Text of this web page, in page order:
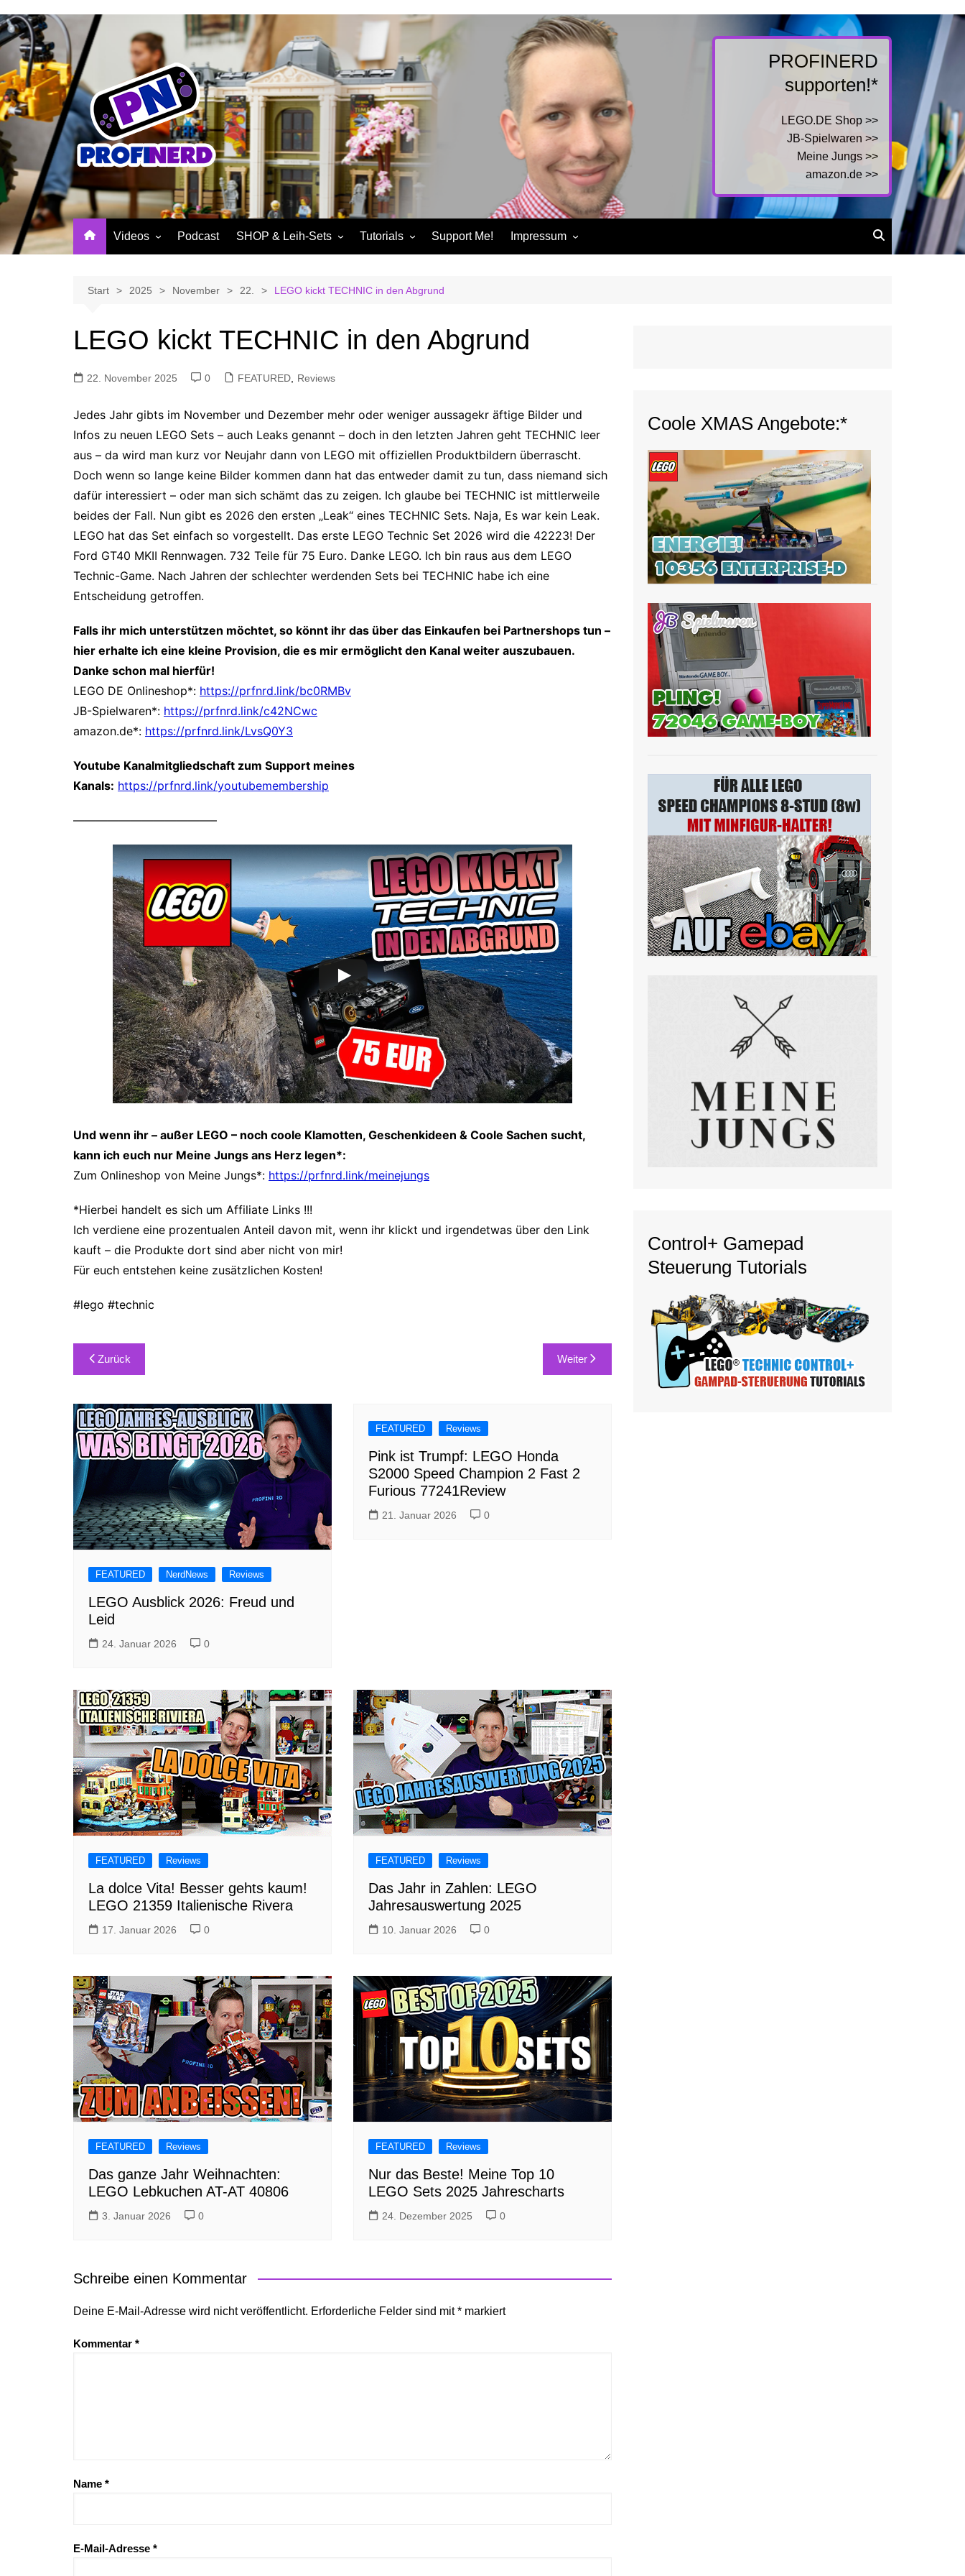
Inhalt
springen
PROFINERD
supporten!*
LEGO.DE Shop >>
JB-Spielwaren >>
Meine Jungs >>
amazon.de >>
Videos
Reviews
Tutorials
NerdStuff
Speedbuild
GAMEzeit
Muss das Sein
Retroecke
Building Bricks For
Happiness
Podcast SHOP & Leih-Sets
Sinnvolle Accessories
Warenkorb
Tutorials
Pybricks Tutorials
Support Me! Impressum
Start 2025 November 22. LEGO kickt TECHNIC in den Abgrund
LEGO kickt TECHNIC in den Abgrund
22. November 2025 0 FEATURED Reviews
Jedes Jahr gibts im November und Dezember mehr oder weniger aussagekr äftige Bilder und
Infos zu neuen LEGO Sets – auch Leaks genannt – doch in den letzten Jahren geht TECHNIC leer
aus – da wird man kurz vor Neujahr dann von LEGO mit offiziellen Produktbildern überrascht.
Doch wenn so lange keine Bilder kommen dann hat das entweder damit zu tun, dass niemand sich
dafür interessiert – oder man sich schämt das zu zeigen. Ich glaube bei TECHNIC ist mittlerweile
beides der Fall. Nun gibt es 2026 den ersten „Leak“ eines TECHNIC Sets. Naja, Es war kein Leak.
LEGO hat das Set einfach so vorgestellt. Das erste LEGO Technic Set 2026 wird die 42223! Der
Ford GT40 MKII Rennwagen. 732 Teile für 75 Euro. Danke LEGO. Ich bin raus aus dem LEGO
Technic-Game. Nach Jahren der schlechter werdenden Sets bei TECHNIC habe ich eine
Entscheidung getroffen.
Falls ihr mich unterstützen möchtet, so könnt ihr das über das Einkaufen bei Partnershops tun –
hier erhalte ich eine kleine Provision, die es mir ermöglicht den Kanal weiter auszubauen.
Danke schon mal hierfür!
LEGO DE Onlineshop*: https://prfnrd.link/bc0RMBv
JB-Spielwaren*: https://prfnrd.link/c42NCwc
amazon.de*: https://prfnrd.link/LvsQ0Y3
Youtube Kanalmitgliedschaft zum Support meines
Kanals: https://prfnrd.link/youtubemembership
————————————–
Und wenn ihr – außer LEGO – noch coole Klamotten, Geschenkideen & Coole Sachen sucht,
kann ich euch nur Meine Jungs ans Herz legen*:
Zum Onlineshop von Meine Jungs*: https://prfnrd.link/meinejungs
*Hierbei handelt es sich um Affiliate Links !!!
Ich verdiene eine prozentualen Anteil davon mit, wenn ihr klickt und irgendetwas über den Link
kauft – die Produkte dort sind aber nicht von mir!
Für euch entstehen keine zusätzlichen Kosten!
#lego #technic
Beitragsnavigation
Zurück Weiter
FEATURED NerdNews Reviews
LEGO Ausblick 2026: Freud und
Leid
24. Januar 2026 0
FEATURED Reviews
Pink ist Trumpf: LEGO Honda
S2000 Speed Champion 2 Fast 2
Furious 77241Review
21. Januar 2026 0
FEATURED Reviews
La dolce Vita! Besser gehts kaum!
LEGO 21359 Italienische Rivera
17. Januar 2026 0
FEATURED Reviews
Das Jahr in Zahlen: LEGO
Jahresauswertung 2025
10. Januar 2026 0
FEATURED Reviews
Das ganze Jahr Weihnachten:
LEGO Lebkuchen AT-AT 40806
3. Januar 2026 0
FEATURED Reviews
Nur das Beste! Meine Top 10
LEGO Sets 2025 Jahrescharts
24. Dezember 2025 0
Schreibe einen Kommentar
Deine E-Mail-Adresse wird nicht veröffentlicht. Erforderliche Felder sind mit* markiert
Kommentar *
Name *
E-Mail-Adresse *
Coole XMAS Angebote:*
Control+ Gamepad
Steuerung Tutorials